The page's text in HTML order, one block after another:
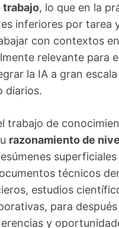
trabajo, lo que en la
inferiores por tarea
con contextos
relevante para
la IA a gran
diarios.
trabajo de
razonamiento de
técnicos
estudios
para
y